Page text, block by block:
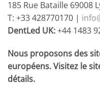
185 Rue Bataille 69008
T: +33 428770170 |
DentLed UK:+44 1483
Nous proposons des
européens. Visitez le
détails.